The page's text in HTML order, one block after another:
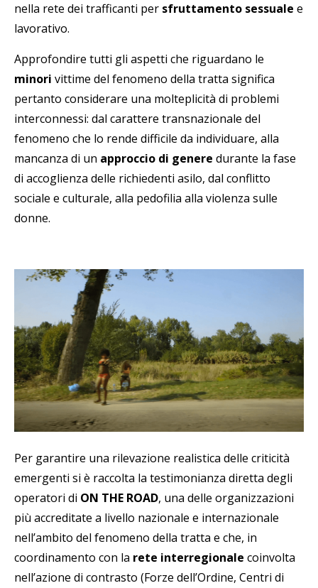
nella rete dei trafficanti per sfruttamento sessuale e
lavorativo.
Approfondire tutti gli aspetti che riguardano le
minori vittime del fenomeno della tratta significa
pertanto considerare una molteplicità di problemi
interconnessi: dal carattere transnazionale del
fenomeno che lo rende difficile da individuare, alla
mancanza di un approccio di genere durante la fase
di accoglienza delle richiedenti asilo, dal conflitto
sociale e culturale, alla pedofilia alla violenza sulle
donne.
Per garantire una rilevazione realistica delle criticità
emergenti si è raccolta la testimonianza diretta degli
operatori di ON THE ROAD, una delle organizzazioni
più accreditate a livello nazionale e internazionale
nell’ambito del fenomeno della tratta e che, in
coordinamento con la rete interregionale coinvolta
nell’azione di contrasto (Forze dell’Ordine, Centri di